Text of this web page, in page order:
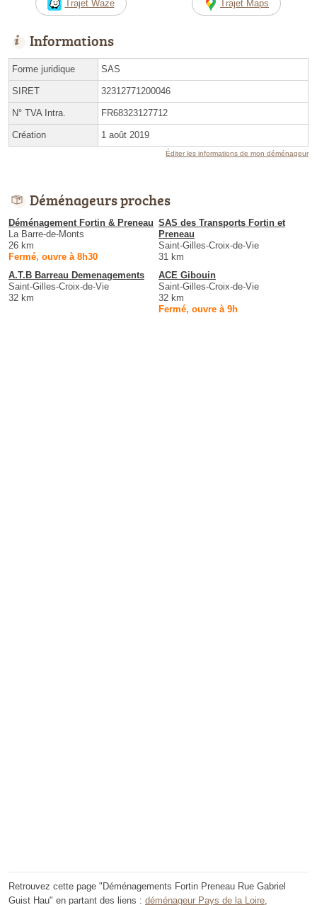
Trajet Waze Trajet Maps
Informations
Forme juridique SAS
SIRET 32312771200046
N° TVA Intra. FR68323127712
Création 1 août 2019
Éditer les informations de mon déménageur
Déménageurs proches
Déménagement Fortin & Preneau
La Barre-de-Monts
26 km
Fermé, ouvre à 8h30
SAS des Transports Fortin et
Preneau
Saint-Gilles-Croix-de-Vie
31 km
A.T.B Barreau Demenagements
Saint-Gilles-Croix-de-Vie
32 km
ACE Gibouin
Saint-Gilles-Croix-de-Vie
32 km
Fermé, ouvre à 9h
Retrouvez cette page "Déménagements Fortin Preneau Rue Gabriel
Guist Hau" en partant des liens : déménageur Pays de la Loire,